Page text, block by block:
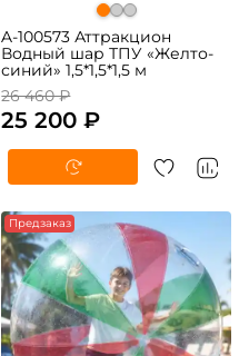
A-100573 Аттракцион
Водный шар ТПУ «Желто-
синий» 1,5*1,5*1,5 м
26 460 ₽
25 200 ₽
-5% Предзаказ